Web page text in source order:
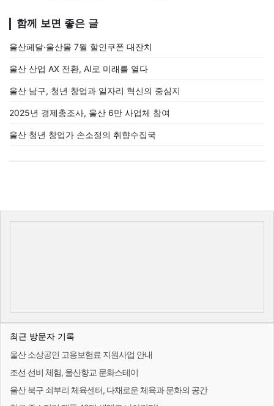
함께 보면 좋은 글
울산페달·울산몰 7월 할인쿠폰 대잔치
울산 산업 AX 전환, AI로 미래를 열다
울산 남구, 청년 창업과 일자리 혁신의 중심지
2025년 경제총조사, 울산 6만 사업체 참여
울산 청년 창업가 손소정의 취향수집국
최근 방문자 기록
울산 소상공인 고용보험료 지원사업 안내
조선 선비 체험, 울산향교 문화스테이
울산 북구 쇠부리 체육센터, 다채로운 체육과 문화의 공간